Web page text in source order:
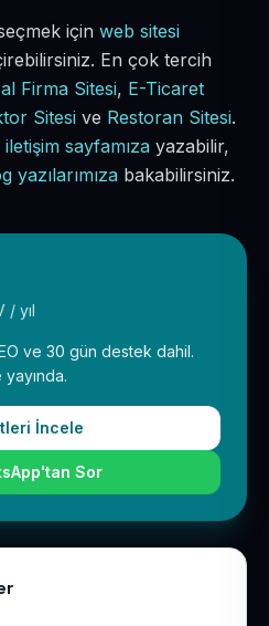
için web sitesi
En çok tercih
Firma Sitesi, E-Ticaret
Sitesi ve Restoran Sitesi.
iletişim sayfamıza yazabilir,
yazılarımıza bakabilirsiniz.
/ yıl
ve 30 gün destek dahil.
İncele
Sor